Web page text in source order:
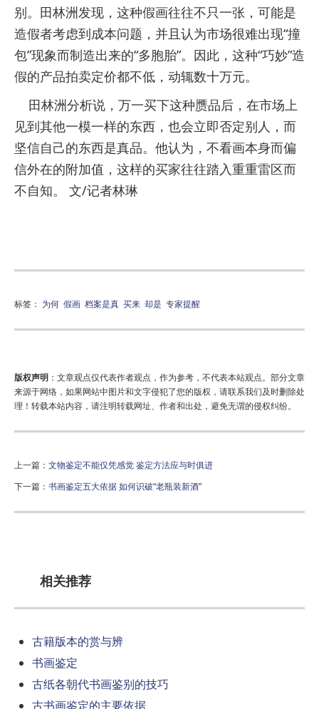
别。田林洲发现，这种假画往往不只一张，可能是
造假者考虑到成本问题，并且认为市场很难出现“撞
包”现象而制造出来的“多胞胎”。因此，这种“巧妙”造
假的产品拍卖定价都不低，动辄数十万元。
田林洲分析说，万一买下这种赝品后，在市场上
见到其他一模一样的东西，也会立即否定别人，而
坚信自己的东西是真品。他认为，不看画本身而偏
信外在的附加值，这样的买家往往踏入重重雷区而
不自知。 文/记者林琳
标签： 为何 假画 档案是真 买来 却是 专家提醒
版权声明 ：文章观点仅代表作者观点，作为参考，不代表本站观点。部分文章
来源于网络，如果网站中图片和文字侵犯了您的版权，请联系我们及时删除处
理！转载本站内容，请注明转载网址、作者和出处，避免无谓的侵权纠纷。
上一篇： 文物鉴定不能仅凭感觉 鉴定方法应与时俱进
下一篇： 书画鉴定五大依据 如何识破“老瓶装新酒”
相关推荐
古籍版本的赏与辨
书画鉴定
古纸各朝代书画鉴别的技巧
古书画鉴定的主要依据